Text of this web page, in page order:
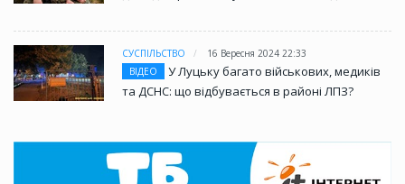
СУСПІЛЬСТВО
16 Вересня 2024 22:33
ВІДЕО
У Луцьку багато військових, медиків
та ДСНС: що відбувається в районі ЛПЗ?